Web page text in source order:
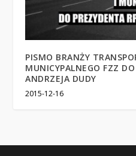
PISMO BRANŻY
MUNICYPALNEGO FZZ
ANDRZEJA DUDY
2015-12-16